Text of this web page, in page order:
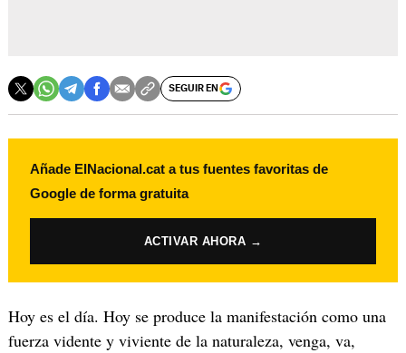
SEGUIR EN
Añade ElNacional.cat a tus fuentes favoritas de
Google de forma gratuita
ACTIVAR AHORA →
Hoy es el día. Hoy se produce la manifestación como una
fuerza vidente y viviente de la naturaleza, venga, va,